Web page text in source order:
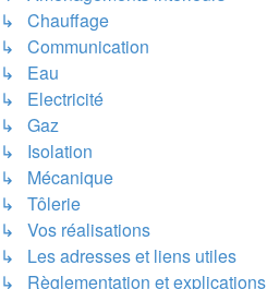
↳ Chauffage
↳ Communication
↳ Eau
↳ Electricité
↳ Gaz
↳ Isolation
↳ Mécanique
↳ Tôlerie
↳ Vos réalisations
↳ Les adresses et liens utiles
↳ Règlementation et explications